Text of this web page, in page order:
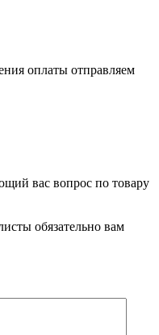
оплаты отправляем
вас вопрос по товару
обязательно вам